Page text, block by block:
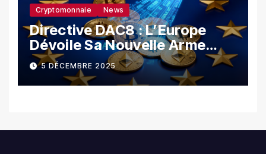
Cryptomonnaie News
Directive DAC8 : L’Europe
Dévoile Sa Nouvelle Arme
Contre La Fraude Fiscale
Crypto
5 DÉCEMBRE 2025